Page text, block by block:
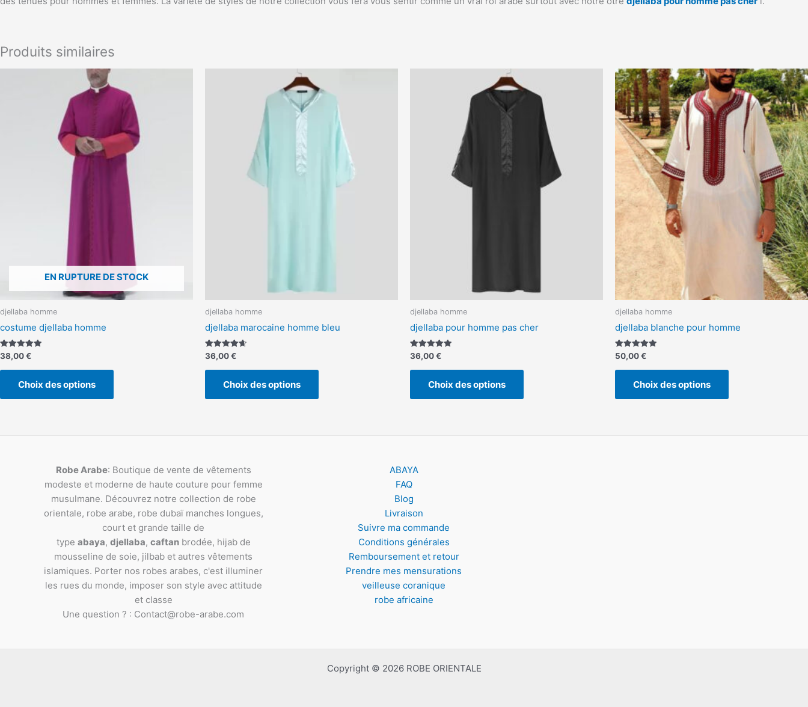
Produits similaires
EN RUPTURE DE STOCK
djellaba homme
costume djellaba homme
Note
5.00
sur 5
38,00€
Choix des options
produit
plusieurs
variations.
peuvent
être
choisies
page
produit
djellaba homme
djellaba marocaine homme bleu
Note
4.67
sur 5
36,00€
Choix des options
produit
plusieurs
variations.
options
djellaba homme
djellaba pour homme pas cher
Note
5.00
sur 5
36,00€
Choix des options
produit
plusieurs
variations.
peuvent
être
djellaba homme
djellaba blanche pour homme
Note
5.00
sur 5
50,00€
Choix des options
Ce
produit
a
plusieurs
variations.
peuvent
choisies
Robe Arabe: Boutique de vente de vêtements
modeste et moderne de haute couture pour femme
musulmane. Découvrez notre collection de robe
orientale, robe arabe, robe dubaï manches longues,
court et grande taille de
type abaya, djellaba, caftanbrodée, hijab de
mousseline de soie, jilbab et autres vêtements
islamiques. Porter nos robes arabes, c'est illuminer
les rues du monde, imposer son style avec attitude
et classe
Une question ? : Contact@robe-arabe.com
ABAYA
FAQ
Blog
Livraison
Suivre ma commande
Conditions générales
Remboursement et retour
Prendre mes mensurations
veilleuse coranique
robe africaine
Copyright © 2026 ROBE ORIENTALE